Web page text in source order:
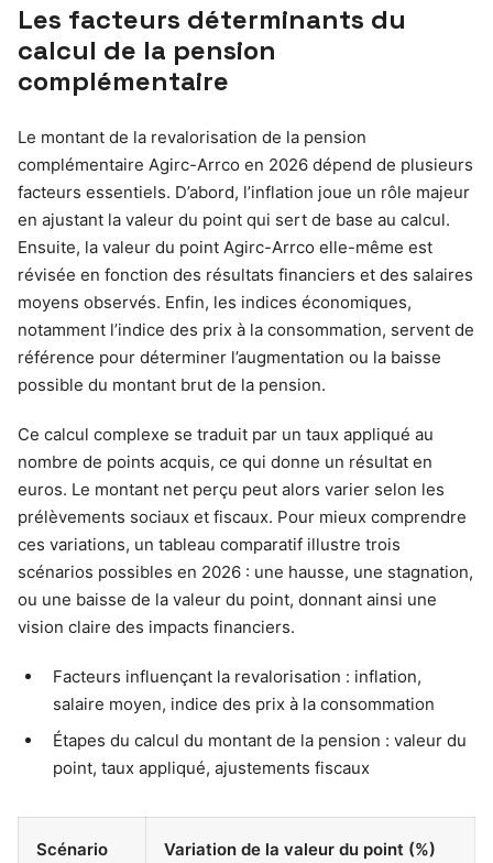
Les facteurs déterminants du
calcul de la pension
complémentaire
Le montant de la revalorisation de la pension
complémentaire Agirc-Arrco en 2026 dépend de plusieurs
facteurs essentiels. D’abord, l’inflation joue un rôle majeur
en ajustant la valeur du point qui sert de base au calcul.
Ensuite, la valeur du point Agirc-Arrco elle-même est
révisée en fonction des résultats financiers et des salaires
moyens observés. Enfin, les indices économiques,
notamment l’indice des prix à la consommation, servent de
référence pour déterminer l’augmentation ou la baisse
possible du montant brut de la pension.
Ce calcul complexe se traduit par un taux appliqué au
nombre de points acquis, ce qui donne un résultat en
euros. Le montant net perçu peut alors varier selon les
prélèvements sociaux et fiscaux. Pour mieux comprendre
ces variations, un tableau comparatif illustre trois
scénarios possibles en 2026 : une hausse, une stagnation,
ou une baisse de la valeur du point, donnant ainsi une
vision claire des impacts financiers.
Facteurs influençant la revalorisation : inflation,
salaire moyen, indice des prix à la consommation
Étapes du calcul du montant de la pension : valeur du
point, taux appliqué, ajustements fiscaux
Scénario Variation de la valeur du point (%)